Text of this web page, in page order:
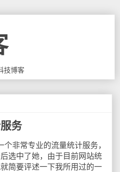
技博客
务
非常专业的流量统计服务，
选中了她，由于目前网站统
简要评述一下我所用过的一